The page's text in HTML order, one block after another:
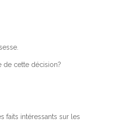
de cette décision?
faits intéressants sur les